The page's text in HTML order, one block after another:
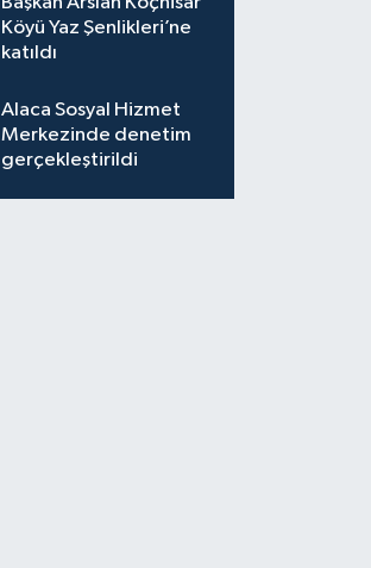
Köyü Yaz Şenlikleri’ne
katıldı
Alaca Sosyal Hizmet
Merkezinde denetim
gerçekleştirildi